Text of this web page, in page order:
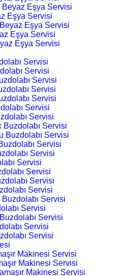
Beyaz Eşya Servisi
Eşya Servisi
Eşya Servisi
Eşya Servisi
Eşya Servisi
Servisi
Servisi
Servisi
Servisi
Servisi
Servisi
Servisi
Buzdolabı Servisi
Buzdolabı Servisi
Servisi
Servisi
Servisi
Servisi
Servisi
Servisi
Servisi
Servisi
Servisi
Servisi
Servisi
Makinesi Servisi
Makinesi Servisi
Makinesi Servisi